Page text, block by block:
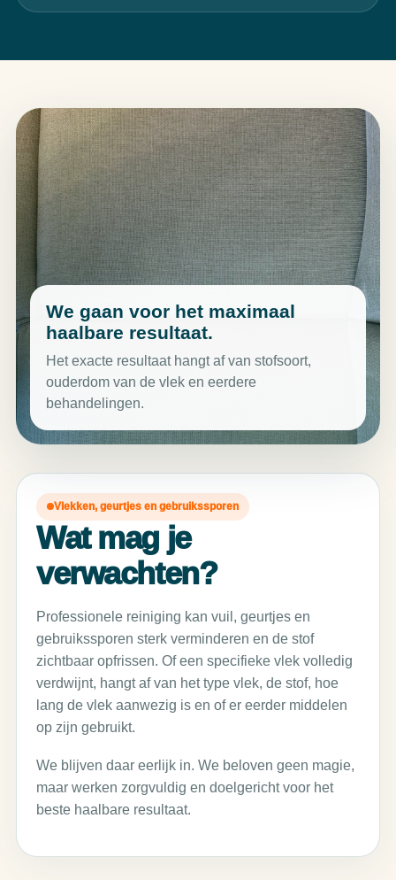
We gaan voor het maximaal
haalbare resultaat.
Het exacte resultaat hangt af van stofsoort,
ouderdom van de vlek en eerdere
behandelingen.
Vlekken, geurtjes en gebruikssporen
Wat mag je
verwachten?
Professionele reiniging kan vuil, geurtjes en
gebruikssporen sterk verminderen en de stof
zichtbaar opfrissen. Of een specifieke vlek volledig
verdwijnt, hangt af van het type vlek, de stof, hoe
lang de vlek aanwezig is en of er eerder middelen
op zijn gebruikt.
We blijven daar eerlijk in. We beloven geen magie,
maar werken zorgvuldig en doelgericht voor het
beste haalbare resultaat.